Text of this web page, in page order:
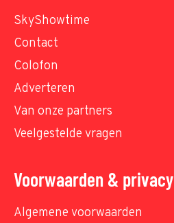
SkyShowtime
Contact
Colofon
Adverteren
Van onze partners
Veelgestelde vragen
Voorwaarden & privacy
Algemene voorwaarden